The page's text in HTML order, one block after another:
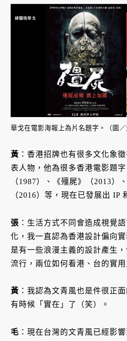
華戈在電影海報上為片名題字。（圖／
黃 ：香港招牌也有很多文化象
表人物，他為很多香港電影題字
（1987）、《殭屍》（2013）
（2016）等，現在已發展出 IP
張 ：生活方式不同會造成視覺
化，我一直認為香港設計偏向
是有一些浪漫主義的設計產生
流行，兩位如何看港、台的實
黃 ：我認為文青風也是件很正
有時候「實在」了（笑）。
毛 ：現在台灣的文青風已經影